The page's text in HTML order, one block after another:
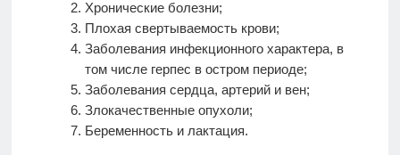
Хронические болезни;
Плохая свертываемость крови;
Заболевания инфекционного характера, в
том числе герпес в остром периоде;
Заболевания сердца, артерий и вен;
Злокачественные опухоли;
Беременность и лактация.